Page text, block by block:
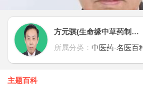
方元骐(生命缘中草药制剂研发人)
所属分类：中医药-名医百
主题百科